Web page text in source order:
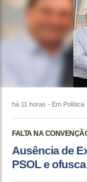
há 11 horas - Em Política
FALTA NA
Ausência de
PSOL e